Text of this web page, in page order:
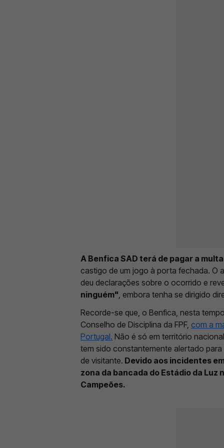
A Benfica SAD terá de pagar a
castigo de um jogo à porta fechada. O
deu declarações sobre o ocorrido e
ninguém" , embora tenha se dirigido
Recorde-se que, o Benfica, nesta
Conselho de Disciplina da FPF, com a
Portugal. Não é só em território
tem sido constantemente alertado
de visitante. Devido aos incidentes
zona da bancada do Estádio da Luz
Campeões.